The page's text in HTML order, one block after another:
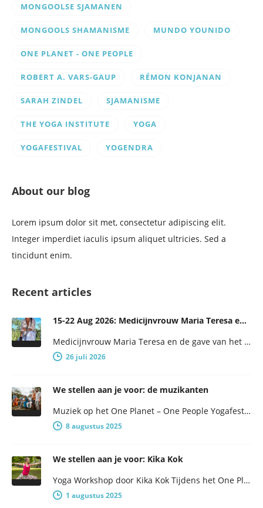
MONGOOLSE SJAMANEN
MONGOOLS SHAMANISME MUNDO YOUNIDO
ONE PLANET - ONE PEOPLE
ROBERT A. VARS-GAUP RÉMON KONJANAN
SARAH ZINDEL SJAMANISME
THE YOGA INSTITUTE YOGA
YOGAFESTIVAL YOGENDRA
About our blog
Lorem ipsum dolor sit met, consectetur adipiscing elit.
Integer imperdiet iaculis ipsum aliquet ultricies. Sed a
tincidunt enim.
Recent articles
15-22 Aug 2026: Medicijnvrouw Maria Teresa en de gave van het obsidiaan-ei
Medicijnvrouw Maria Teresa en de gave van het obsidiaan-ei: 7 dagen vrouwelijke wijsheid en empowerment De weekvoorafgaand aan het One…
26 juli 2026
We stellen aan je voor: de muzikanten
Muziek op het One Planet – One People Yogafestival One Planet – One People presenteert een breed programma, met niet…
8 augustus 2025
We stellen aan je voor: Kika Kok
Yoga Workshop door Kika Kok Tijdens het One Planet – One People Yogafestival worden er in de middag een aantal…
1 augustus 2025